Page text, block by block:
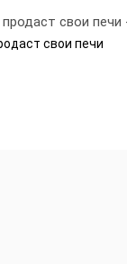
свои печи
свои печи